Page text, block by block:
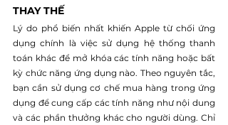
THAY THẾ
Lý do phổ biến nhất khiến Apple từ chối ứng
dụng chính là việc sử dụng hệ thống thanh
toán khác để mở khóa các tính năng hoặc bất
kỳ chức năng ứng dụng nào. Theo nguyên tắc,
bạn cần sử dụng cơ chế mua hàng trong ứng
dụng để cung cấp các tính năng như nội dung
và các phần thưởng khác cho người dùng. Chỉ